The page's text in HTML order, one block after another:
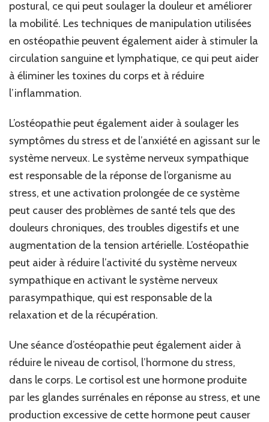
postural, ce qui peut soulager la douleur et améliorer
la mobilité. Les techniques de manipulation utilisées
en ostéopathie peuvent également aider à stimuler la
circulation sanguine et lymphatique, ce qui peut aider
à éliminer les toxines du corps et à réduire
l’inflammation.
L’ostéopathie peut également aider à soulager les
symptômes du stress et de l’anxiété en agissant sur le
système nerveux. Le système nerveux sympathique
est responsable de la réponse de l’organisme au
stress, et une activation prolongée de ce système
peut causer des problèmes de santé tels que des
douleurs chroniques, des troubles digestifs et une
augmentation de la tension artérielle. L’ostéopathie
peut aider à réduire l’activité du système nerveux
sympathique en activant le système nerveux
parasympathique, qui est responsable de la
relaxation et de la récupération.
Une séance d’ostéopathie peut également aider à
réduire le niveau de cortisol, l’hormone du stress,
dans le corps. Le cortisol est une hormone produite
par les glandes surrénales en réponse au stress, et une
production excessive de cette hormone peut causer